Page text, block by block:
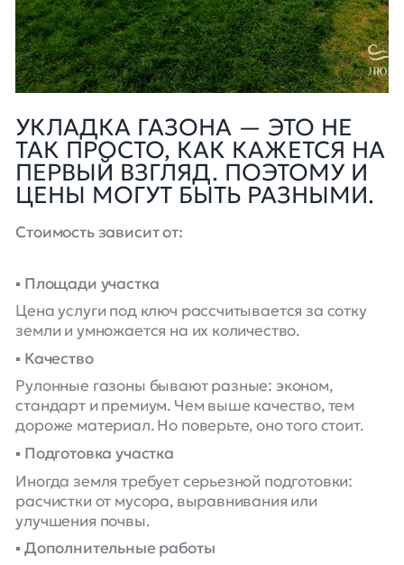
УКЛАДКА ГАЗОНА — ЭТО НЕ
ТАК ПРОСТО, КАК КАЖЕТСЯ НА
ПЕРВЫЙ ВЗГЛЯД. ПОЭТОМУ И
ЦЕНЫ МОГУТ БЫТЬ РАЗНЫМИ.
Стоимость зависит от:
▪️ Площади участка
Цена услуги под ключ рассчитывается за сотку
земли и умножается на их количество.
▪️ Качество
Рулонные газоны бывают разные: эконом,
стандарт и премиум. Чем выше качество, тем
дороже материал. Но поверьте, оно того стоит.
▪️ Подготовка участка
Иногда земля требует серьезной подготовки:
расчистки от мусора, выравнивания или
улучшения почвы.
▪️ Дополнительные работы